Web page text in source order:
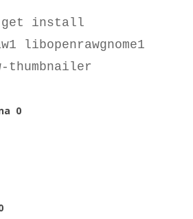
get install
libopenrawgnome1
thumbnailer
0